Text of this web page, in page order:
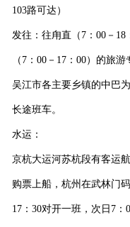
103路可达）
发往：往甪直（ 7： 00－ 18
（ 7： 00－ 17： 00）的旅游
吴江市各主要乡镇的中巴
长途班车。
水运：
京杭大运河苏杭段有客运
购票上船，杭州在武林门
17： 30对开一班，次日 7：